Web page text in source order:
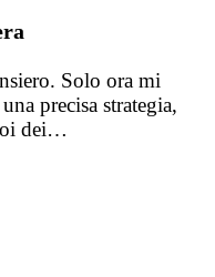
Solo ora mi
precisa strategia,
dei…